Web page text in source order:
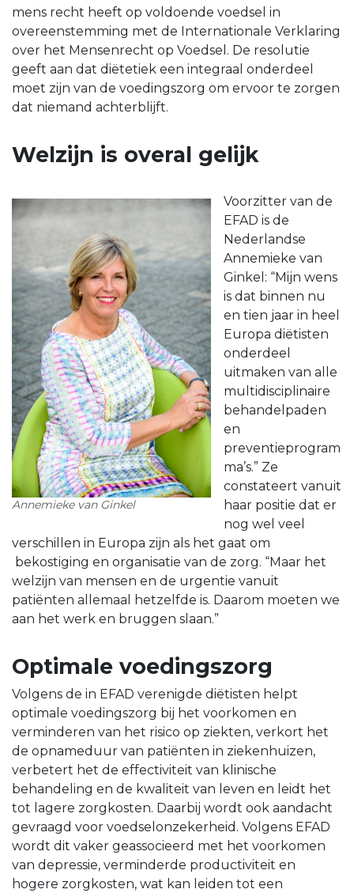
mens recht heeft op voldoende voedsel in
overeenstemming met de Internationale Verklaring
over het Mensenrecht op Voedsel. De resolutie
geeft aan dat diëtetiek een integraal onderdeel
moet zijn van de voedingszorg om ervoor te zorgen
dat niemand achterblijft.
Welzijn is overal gelijk
Annemieke van Ginkel
Voorzitter van de
EFAD is de
Nederlandse
Annemieke van
Ginkel: “Mijn wens
is dat binnen nu
en tien jaar in heel
Europa diëtisten
onderdeel
uitmaken van alle
multidisciplinaire
behandelpaden
en
preventieprogram
ma’s.” Ze
constateert vanuit
haar positie dat er
nog wel veel
verschillen in Europa zijn als het gaat om
bekostiging en organisatie van de zorg. “Maar het
welzijn van mensen en de urgentie vanuit
patiënten allemaal hetzelfde is. Daarom moeten we
aan het werk en bruggen slaan.”
Optimale voedingszorg
Volgens de in EFAD verenigde diëtisten helpt
optimale voedingszorg bij het voorkomen en
verminderen van het risico op ziekten, verkort het
de opnameduur van patiënten in ziekenhuizen,
verbetert het de effectiviteit van klinische
behandeling en de kwaliteit van leven en leidt het
tot lagere zorgkosten. Daarbij wordt ook aandacht
gevraagd voor voedselonzekerheid. Volgens EFAD
wordt dit vaker geassocieerd met het voorkomen
van depressie, verminderde productiviteit en
hogere zorgkosten, wat kan leiden tot een